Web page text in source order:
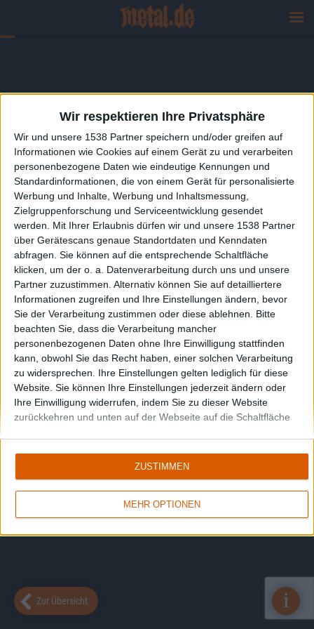
Wir respektieren Ihre Privatsphäre
Wir und unsere 1538 Partner speichern und/oder greifen auf
Informationen wie Cookies auf einem Gerät zu und verarbeiten
personenbezogene Daten wie eindeutige Kennungen und
Standardinformationen, die von einem Gerät für personalisierte
Werbung und Inhalte, Werbung und Inhaltsmessung,
Zielgruppenforschung und Serviceentwicklung gesendet
werden.
Mit Ihrer Erlaubnis dürfen wir und unsere 1538 Partner
über Gerätescans genaue Standortdaten und Kenndaten
abfragen. Sie können auf die entsprechende Schaltfläche
klicken, um der o. a. Datenverarbeitung durch uns und unsere
Partner zuzustimmen. Alternativ können Sie auf detailliertere
Informationen zugreifen und Ihre Einstellungen ändern, bevor
Sie der Verarbeitung zustimmen oder diese ablehnen.
Bitte
beachten Sie, dass die Verarbeitung mancher
personenbezogenen Daten ohne Ihre Einwilligung stattfinden
kann, obwohl Sie das Recht haben, einer solchen Verarbeitung
zu widersprechen. Ihre Einstellungen gelten lediglich für diese
Website. Sie können Ihre Einstellungen jederzeit ändern oder
Ihre Einwilligung widerrufen, indem Sie zu dieser Website
zurückkehren und unten auf der Webseite auf die Schaltfläche
MEHR OPTIONEN
ZUSTIMMEN
Zur Übersicht i